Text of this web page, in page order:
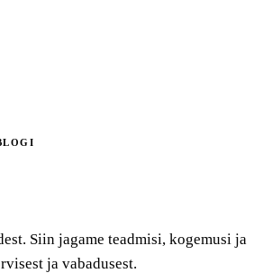
Siin jagame teadmisi, kogemusi ja
ja vabadusest.